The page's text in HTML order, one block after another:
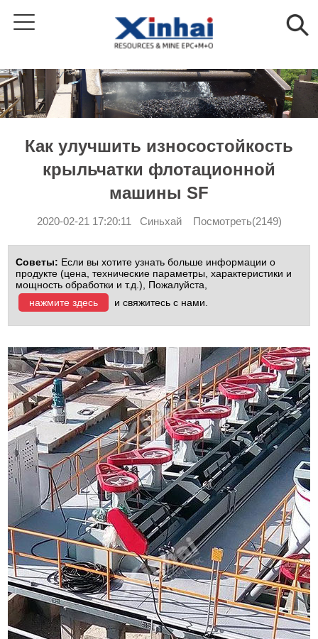
Как улучшить износостойкость
крыльчатки флотационной
машины SF
2020-02-21 17:20:11 Синьхай Посмотреть(2149)
Советы: Если вы хотите узнать больше информации о
продукте (цена, технические параметры, характеристики и
мощность обработки и т.д.), Пожалуйста,
нажмите здесь
и свяжитесь с нами.